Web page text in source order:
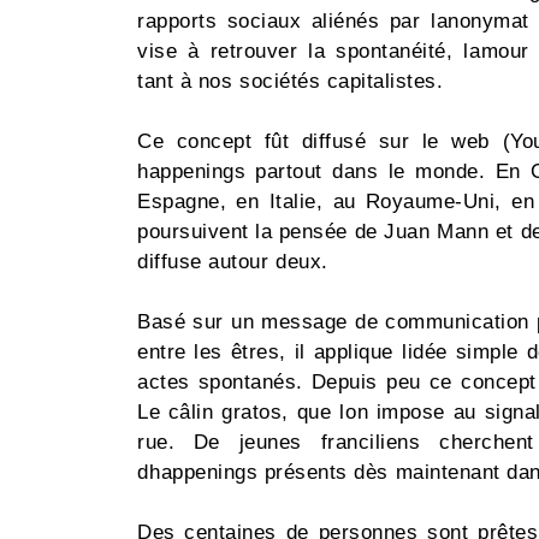
rapports sociaux aliénés par
vise à retrouver la spontanéité,
tant à nos sociétés capitalistes.
Ce concept fût diffusé sur le web
happenings partout dans le monde.
Espagne, en Italie, au Royaume-Uni,
poursuivent la pensée de Juan Mann et
diffuse autour deux.
Basé sur un message de
entre les êtres, il applique lidée simple
actes spontanés. Depuis peu ce
Le câlin gratos, que lon impose au
rue. De jeunes franciliens
dhappenings présents dès maintenant
Des centaines de personnes sont